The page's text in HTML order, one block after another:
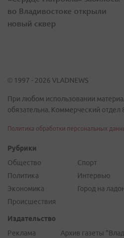
во Владивостоке открыли
новый сквер
© 1997 - 2026 VLADNEWS
При любом использовании
обязательна. Коммерческий отдел
Политика обработки персональных
Рубрики
Общество
Политика
Экономика
Происшествия
Спорт
Интервью
Город на
Издательство
Реклама
Архив газеты